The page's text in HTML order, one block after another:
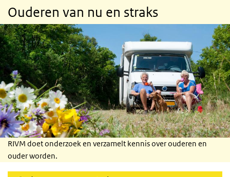
Ouderen van nu en straks
RIVM doet onderzoek en verzamelt kennis over ouderen en
ouder worden.